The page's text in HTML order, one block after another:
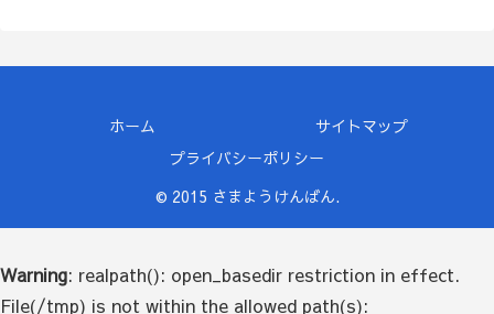
ホーム
サイトマップ
プライバシーポリシー
© 2015 さまようけんばん.
Warning: realpath(): open_basedir restriction in effect.
File(/tmp) is not within the allowed path(s):